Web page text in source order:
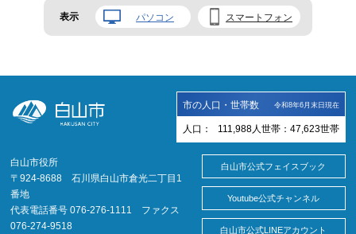
表示 パソコン スマートフォン
市の人口・世帯数 令和8年6月末日現在
人口： 111,988 人 世帯： 47,623世帯
白山市役所
〒924-8688 石川県白山市倉光二丁目1
番地
代表電話番号 076-276-1111 ファクス
076-274-9518
白山市公式フェイスブック
Youtube公式チャンネル
白山市公式LINEアカウント